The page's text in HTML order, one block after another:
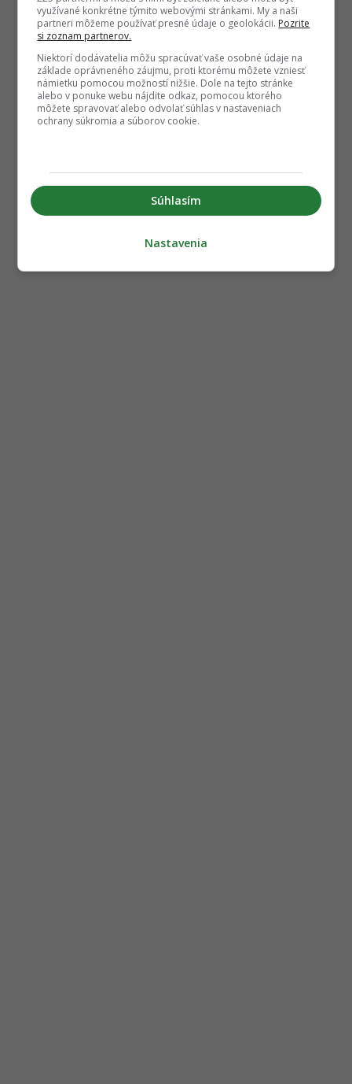
využívané konkrétne týmito webovými stránkami. My a naši
partneri môžeme používať presné údaje o geolokácii. Pozrite
si zoznam partnerov.
Niektorí dodávatelia môžu spracúvať vaše osobné údaje na
základe oprávneného záujmu, proti ktorému môžete vzniesť
námietku pomocou možností nižšie. Dole na tejto stránke
alebo v ponuke webu nájdite odkaz, pomocou ktorého
môžete spravovať alebo odvolať súhlas v nastaveniach
ochrany súkromia a súborov cookie.
Súhlasím
Nastavenia